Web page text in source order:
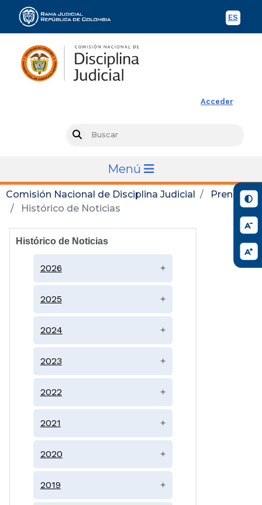
ES
Acceder
Menú
Comisión Nacional de Disciplina Judicial
Prensa
Histórico de Noticias
Histórico de Noticias
2026 +
2025 +
2024 +
2023 +
2022 +
2021 +
2020 +
2019 +